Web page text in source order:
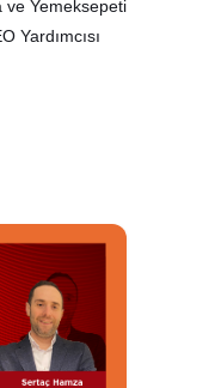
ve Yemeksepeti
Yardımcısı